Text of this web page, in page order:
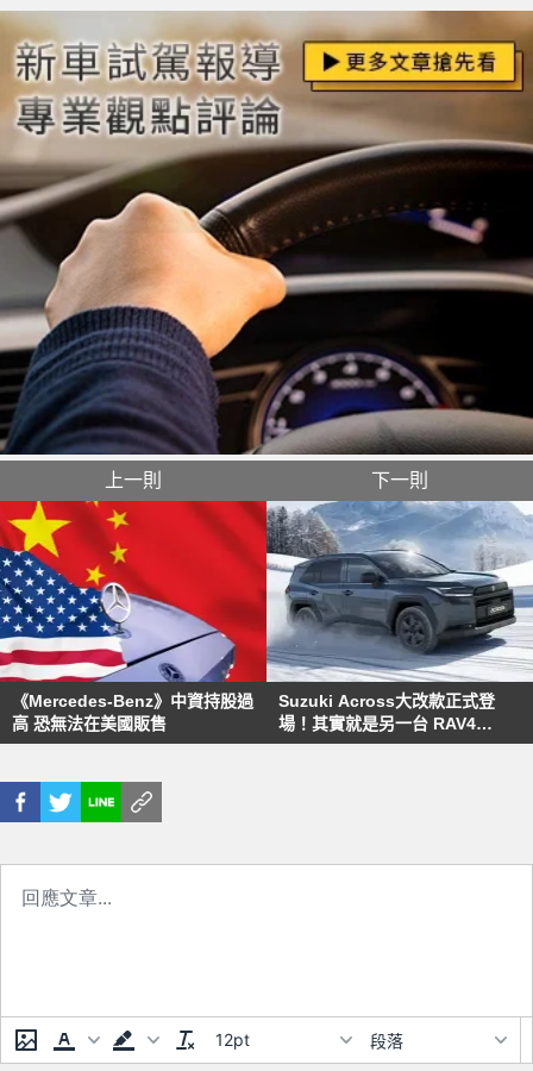
上一則
《Mercedes-Benz》中資持股過
高 恐無法在美國販售
下一則
Suzuki Across大改款正式登
場！其實就是另一台 RAV4
PHEV？
12pt 段落